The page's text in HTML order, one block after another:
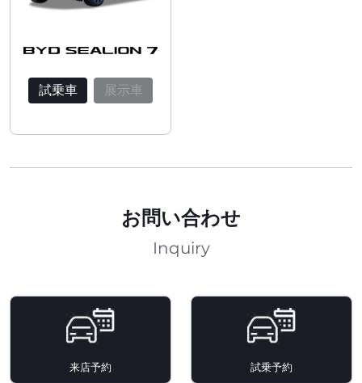
試乗車 展示車
お問い合わせ
Inquiry
来店予約 試乗予約